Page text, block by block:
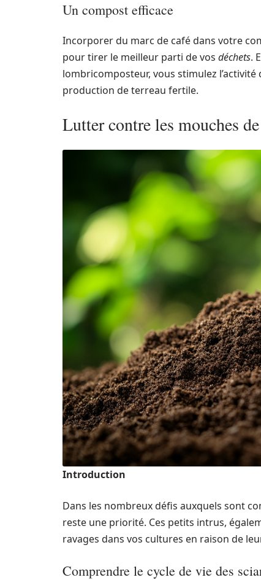
Un compost efficace
Incorporer du marc de café dans votre
pour tirer le meilleur parti de vos déchets.
lombricomposteur, vous stimulez
production de terreau fertile.
Lutter contre les mouches
Introduction
Dans les nombreux défis auxquels sont
reste une priorité. Ces petits intrus,
ravages dans vos cultures en raison de
Comprendre le cycle de vie des